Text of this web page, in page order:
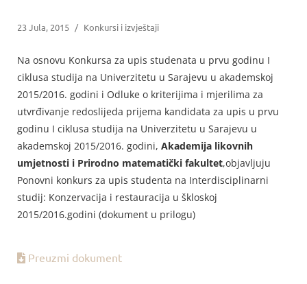
23 Jula, 2015 / Konkursi i izvještaji
Na osnovu Konkursa za upis studenata u prvu godinu I
ciklusa studija na Univerzitetu u Sarajevu u akademskoj
2015/2016. godini i Odluke o kriterijima i mjerilima za
utvrđivanje redoslijeda prijema kandidata za upis u prvu
godinu I ciklusa studija na Univerzitetu u Sarajevu u
akademskoj 2015/2016. godini, Akademija likovnih
umjetnosti i Prirodno matematički fakultet,objavljuju
Ponovni konkurs za upis studenta na Interdisciplinarni
studij: Konzervacija i restauracija u škloskoj
2015/2016.godini (dokument u prilogu)
Preuzmi dokument